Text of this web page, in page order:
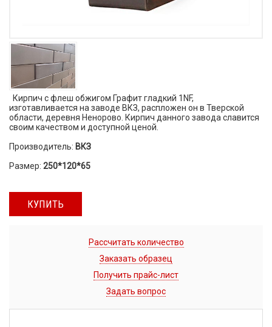
Кирпич с флеш обжигом Графит гладкий 1NF,
изготавливается на заводе ВКЗ, распложен он в Тверской
области, деревня Ненорово. Кирпич данного завода славится
своим качеством и доступной ценой.
Производитель: ВКЗ
Размер: 250*120*65
КУПИТЬ
Рассчитать количество
Заказать образец
Получить прайс-лист
Задать вопрос